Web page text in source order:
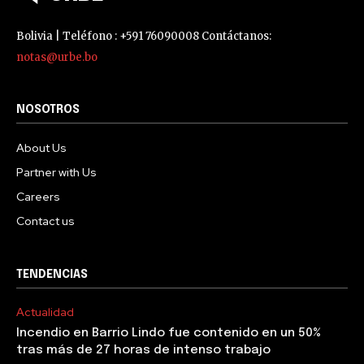
Bolivia | Teléfono : +591 76090008 Contáctanos:
notas@urbe.bo
NOSOTROS
About Us
Partner with Us
Careers
Contact us
TENDENCIAS
Actualidad
Incendio en Barrio Lindo fue contenido en un 50%
tras más de 27 horas de intenso trabajo